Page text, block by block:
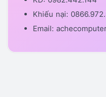
Khiếu nại:
Email: